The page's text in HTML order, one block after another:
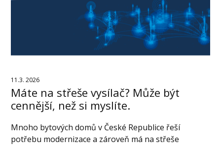
11.3. 2026
Máte na střeše vysílač? Může být
cennější, než si myslíte.
Mnoho bytových domů v České Republice řeší
potřebu modernizace a zároveň má na střeše